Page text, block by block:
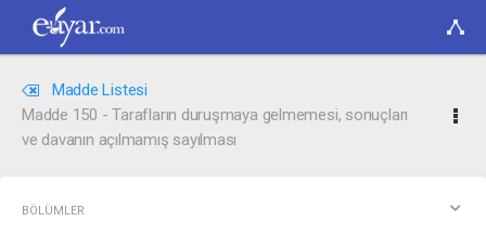
Madde Listesi
Madde 150 - Tarafların duruşmaya gelmemesi, sonuçları
ve davanın açılmamış sayılması
BÖLÜMLER